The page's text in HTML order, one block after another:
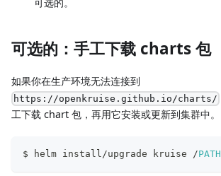
可选的：手工下载 charts 包
如果你在生产环境无法连接到
https://openkruise.github.io/charts/
工下载 chart 包，再用它安装或更新到集群中。
$ helm install/upgrade kruise /PATH